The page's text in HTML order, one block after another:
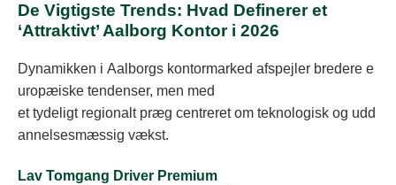
De Vigtigste Trends: Hvad Definerer et
‘Attraktivt’ Aalborg Kontor i 2026
Dynamikken i Aalborgs kontormarked afspejler bredere e
uropæiske tendenser, men med
et tydeligt regionalt præg centreret om teknologisk og udd
annelsesmæssig vækst.
Lav Tomgang Driver Premium